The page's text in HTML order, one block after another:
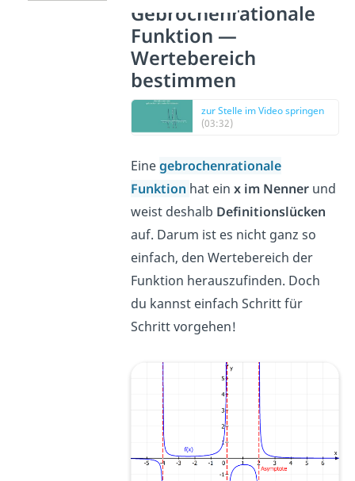
Gebrochenrationale
Funktion —
Wertebereich
bestimmen
zur Stelle im Video springen
(03:32)
Einegebrochenrationale
Funktion hat einx im Nenner und
weist deshalb Definitionslücken
auf. Darum ist es nicht ganz so
einfach, den Wertebereich der
Funktion herauszufinden. Doch
du kannst einfach Schritt für
Schritt vorgehen!